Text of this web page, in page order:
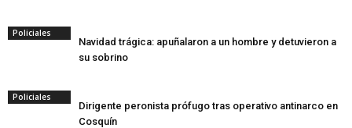
Policiales
Navidad trágica: apuñalaron a un hombre y detuvieron a
su sobrino
Policiales
Dirigente peronista prófugo tras operativo antinarco en
Cosquín